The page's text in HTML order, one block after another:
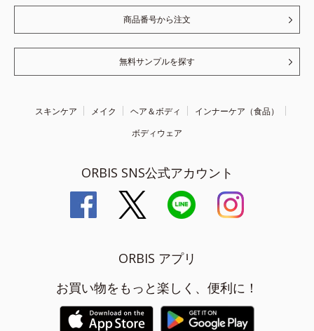
商品番号から注文
無料サンプルを探す
スキンケア メイク ヘア＆ボディ
インナーケア（食品）
ボディウェア
ORBIS SNS公式アカウント
ORBIS アプリ
お買い物をもっと楽しく、便利に！